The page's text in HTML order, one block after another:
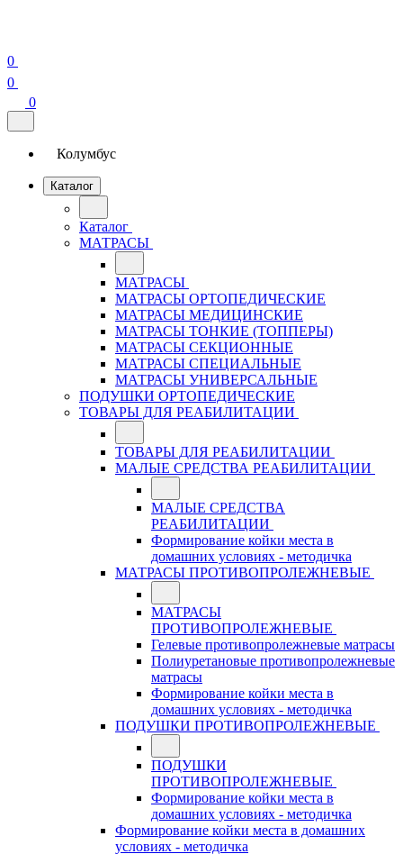
0
0
0
Колумбус
Каталог
Каталог
МАТРАСЫ
МАТРАСЫ
МАТРАСЫ ОРТОПЕДИЧЕСКИЕ
МАТРАСЫ МЕДИЦИНСКИЕ
МАТРАСЫ ТОНКИЕ (ТОППЕРЫ)
МАТРАСЫ СЕКЦИОННЫЕ
МАТРАСЫ СПЕЦИАЛЬНЫЕ
МАТРАСЫ УНИВЕРСАЛЬНЫЕ
ПОДУШКИ ОРТОПЕДИЧЕСКИЕ
ТОВАРЫ ДЛЯ РЕАБИЛИТАЦИИ
ТОВАРЫ ДЛЯ РЕАБИЛИТАЦИИ
МАЛЫЕ СРЕДСТВА РЕАБИЛИТАЦИИ
МАЛЫЕ СРЕДСТВА
РЕАБИЛИТАЦИИ
Формирование койки места в
домашних условиях - методичка
МАТРАСЫ ПРОТИВОПРОЛЕЖНЕВЫЕ
МАТРАСЫ
ПРОТИВОПРОЛЕЖНЕВЫЕ
Гелевые противопролежневые матрасы
Полиуретановые противопролежневые
матрасы
Формирование койки места в
домашних условиях - методичка
ПОДУШКИ ПРОТИВОПРОЛЕЖНЕВЫЕ
ПОДУШКИ
ПРОТИВОПРОЛЕЖНЕВЫЕ
Формирование койки места в
домашних условиях - методичка
Формирование койки места в домашних
условиях - методичка